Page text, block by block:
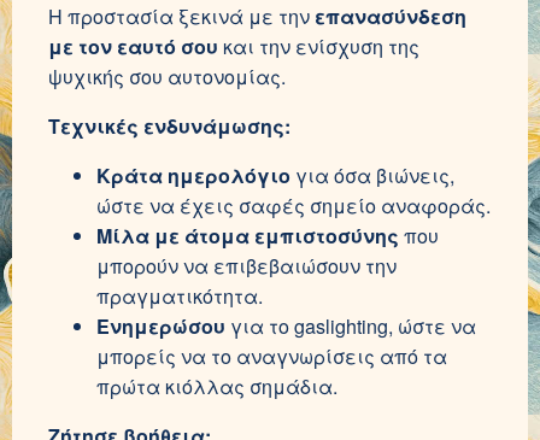
Η προστασία ξεκινά με την επανασύνδεση
με τον εαυτό σου και την ενίσχυση της
ψυχικής σου αυτονομίας.
Τεχνικές ενδυνάμωσης:
Κράτα ημερολόγιο για όσα βιώνεις,
ώστε να έχεις σαφές σημείο αναφοράς.
Μίλα με άτομα εμπιστοσύνης που
μπορούν να επιβεβαιώσουν την
πραγματικότητα.
Ενημερώσου για το gaslighting, ώστε να
μπορείς να το αναγνωρίσεις από τα
πρώτα κιόλλας σημάδια.